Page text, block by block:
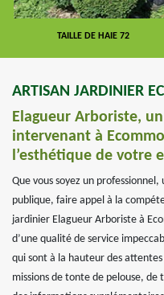
TAILLE DE HAIE 72
ARTISAN JARDINIER
Elagueur Arboriste,
intervenant à
l’esthétique de votre
Que vous soyez un
publique, faire appel à la
jardinier Elagueur Arboriste à
d’une qualité de service
qui sont à la hauteur des
missions de tonte de pelouse, de